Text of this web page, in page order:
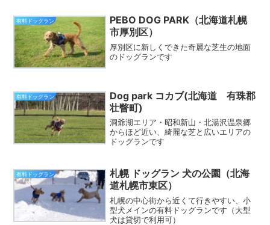
有料ドッグラン
PEBO DOG PARK（北海道札幌
市厚別区）
厚別区に新しくできた奇麗な芝生の地面
のドッグランです
有料ドッグラン
Dog park コカブ(北海道 有珠郡
壮瞥町)
洞爺湖エリア・昭和新山・北湯沢温泉郷
からほど近い、綺麗な芝と広いエリアの
ドッグランです
有料ドッグラン
札幌 ドッグラン 犬の公園（北海
道札幌市東区）
札幌の中心街から近くて行きやすい、小
型犬メインの有料ドッグランです（大型
犬は貸切で利用可）